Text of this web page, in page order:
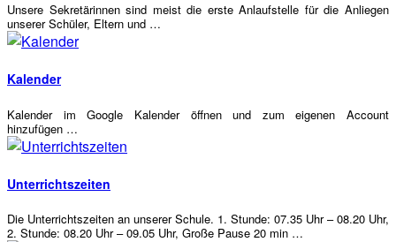
Unse­re Sekre­tä­rin­nen sind meist die ers­te Anlauf­stel­le für die Anlie­gen
unse­rer Schü­ler, Eltern und …
Kalen­der
Kalen­der im Goog­le Kalen­der öff­nen und zum eige­nen Account
hinzufügen …
Unter­richts­zei­ten
Die Unter­richts­zei­ten an unse­rer Schu­le. 1. Stun­de: 07.35 Uhr – 08.20 Uhr,
2. Stun­de: 08.20 Uhr – 09.05 Uhr, Gro­ße Pau­se 20 min …